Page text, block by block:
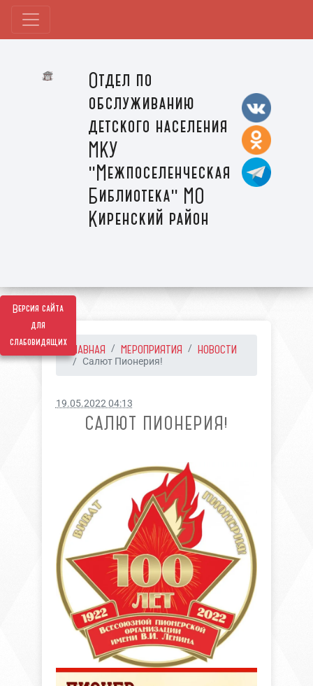
Версия сайта
для
слабовидящих
Отдел по
обслуживанию
детского населения
МКУ
"Межпоселенческая
Библиотека" МО
Киренский район
ГЛАВНАЯ МЕРОПРИЯТИЯ НОВОСТИ
Салют Пионерия!
19.05.2022 04:13
САЛЮТ ПИОНЕРИЯ!